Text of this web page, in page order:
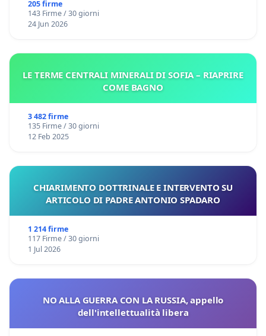
Files
205 firme
143 Firme / 30 giorni
24 Jun 2026
LE TERME CENTRALI MINERALI DI SOFIA – RIAPRIRE
COME BAGNO
3 482 firme
135 Firme / 30 giorni
12 Feb 2025
CHIARIMENTO DOTTRINALE E INTERVENTO SU
ARTICOLO DI PADRE ANTONIO SPADARO
1 214 firme
117 Firme / 30 giorni
1 Jul 2026
NO ALLA GUERRA CON LA RUSSIA, appello
dell'intellettualità libera